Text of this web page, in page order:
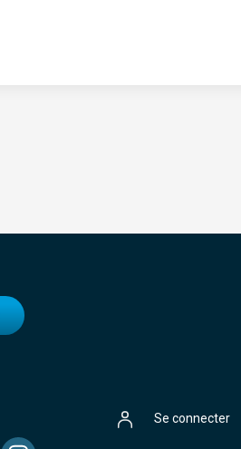
Se connecter